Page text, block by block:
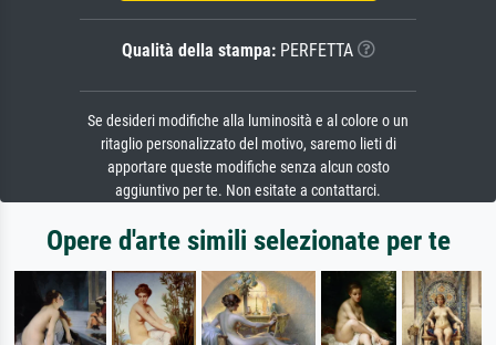
Qualità della stampa:PERFETTA
Se desideri modifiche alla luminosità e al colore o un
ritaglio personalizzato del motivo, saremo lieti di
apportare queste modifiche senza alcun costo
aggiuntivo per te. Non esitate a contattarci.
Opere d'arte simili selezionate per te